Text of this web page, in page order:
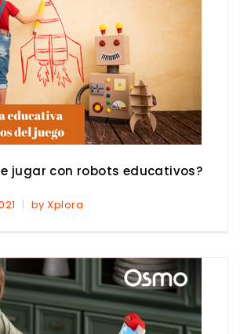
jugar con robots educativos?
by Xplora